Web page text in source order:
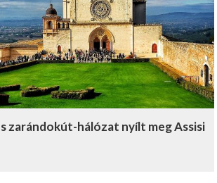
zarándokút-hálózat nyílt meg Assisi